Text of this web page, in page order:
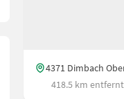
4371 Dimbach
418.5 km entfernt